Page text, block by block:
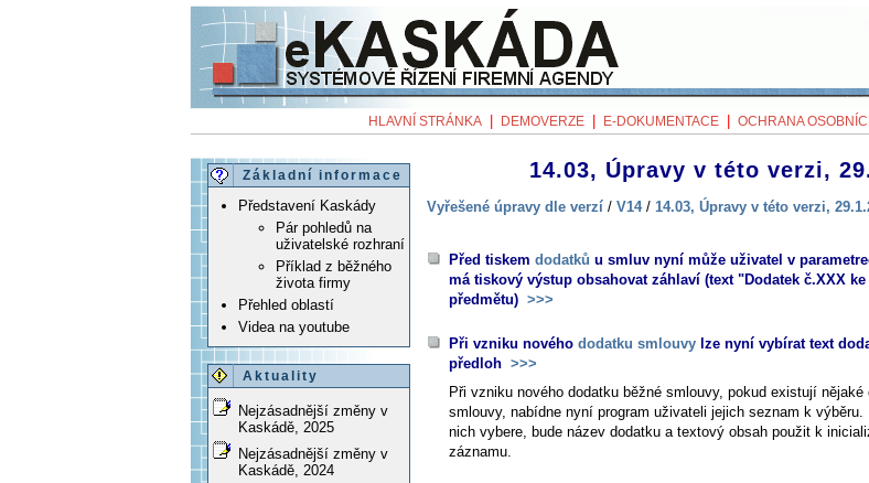
HLAVNÍ STRÁNKA DEMOVERZE E-DOKUMENTACE OCHRANA
Základní informace
Představení Kaskády
Pár pohledů na
uživatelské rozhraní
Příklad z běžného
života firmy
Přehled oblastí
Videa na youtube
Aktuality
Nejzásadnější změny v
Kaskádě, 2025
Nejzásadnější změny v
Kaskádě, 2024
14.03, Úpravy v této verzi,
Vyřešené úpravy dle verzí / V14/ 14.03, Úpravy v této verzi,
Před tiskem dodatků u smluv nyní může uživatel v
má tiskový výstup obsahovat záhlaví (text "Dodatek č.XXX
předmětu) >>>
Při vzniku nového dodatku smlouvy lze nyní vybírat text
předloh >>>
Při vzniku nového dodatku běžné smlouvy, pokud existují nějaké
smlouvy, nabídne nyní program uživateli jejich seznam k
nich vybere, bude název dodatku a textový obsah použit k
záznamu.